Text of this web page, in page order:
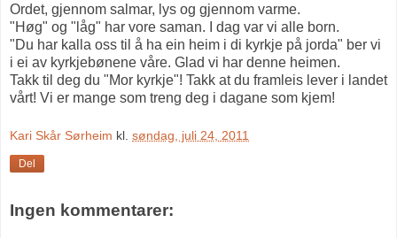
Ordet, gjennom salmar, lys og gjennom varme.
"Høg" og "låg" har vore saman. I dag var vi alle born.
"Du har kalla oss til å ha ein heim i di kyrkje på jorda" ber vi
i ei av kyrkjebønene våre. Glad vi har denne heimen.
Takk til deg du "Mor kyrkje"! Takk at du framleis lever i landet
vårt! Vi er mange som treng deg i dagane som kjem!
Kari Skår Sørheim kl. søndag, juli 24, 2011
Del
Ingen kommentarer: